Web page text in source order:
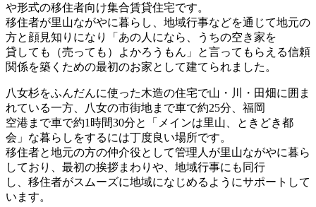
や形式の移住者向け集合賃貸住宅です。
移住者が里山ながやに暮らし、地域行事などを通じて地元の
方と顔見知りになり「あの人になら、うちの空き家を
貸しても（売っても）よかろうもん」と言ってもらえる信頼
関係を築くための最初のお家として建てられました。
八女杉をふんだんに使った木造の住宅で山・川・田畑に囲ま
れている一方、八女の市街地まで車で約25分、福岡
空港まで車で約1時間30分と「メインは里山、ときどき都
会」な暮らしをするには丁度良い場所です。
移住者と地元の方の仲介役として管理人が里山ながやに暮ら
しており、最初の挨拶まわりや、地域行事にも同行
し、移住者がスムーズに地域になじめるようにサポートして
います。